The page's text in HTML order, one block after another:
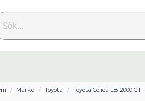
Märke Toyota Toyota Celica LB 2000